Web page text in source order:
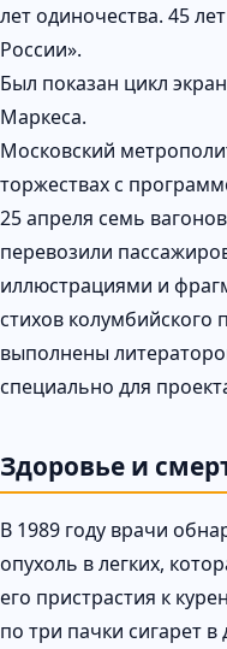
лет одиночества. 45
России».
Был показан цикл
Маркеса.
Московский
торжествах с
25 апреля семь
перевозили
иллюстрациями и
стихов колумбийского
выполнены
специально для
Здоровье и
В 1989 году врачи
опухоль в легких,
его пристрастия к
по три пачки сигарет